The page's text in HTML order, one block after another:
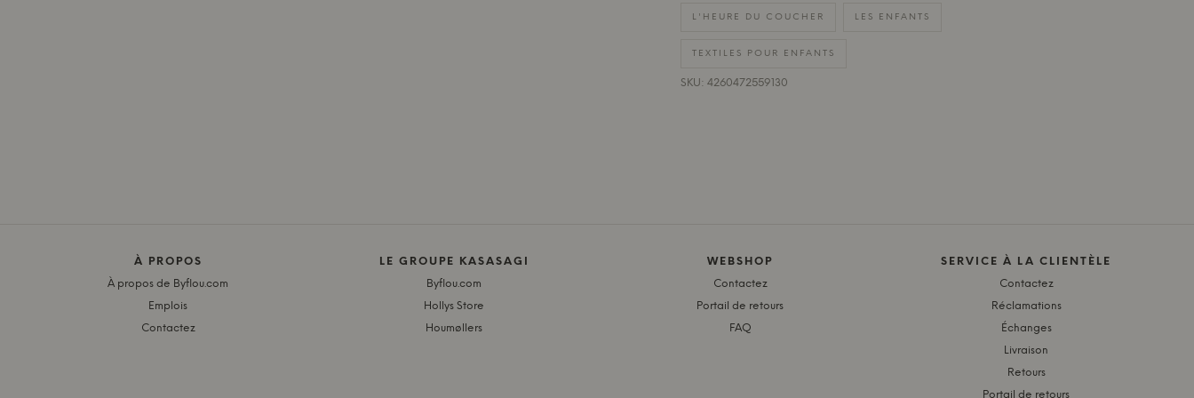
L'HEURE DU COUCHER LES ENFANTS
TEXTILES POUR ENFANTS
SKU: 4260472559130
À PROPOS
À propos de Byflou.com
Emplois
Contactez
LE GROUPE KASASAGI
Byflou.com
Hollys Store
Houmøllers
WEBSHOP
Contactez
Portail de retours
FAQ
SERVICE À LA CLIENTÈLE
Contactez
Réclamations
Échanges
Livraison
Retours
Portail de retours